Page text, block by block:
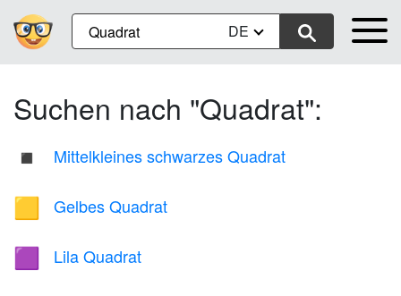
DE
Suchen nach "Quadrat":
◾ Mittelkleines schwarzes Quadrat
🟨 Gelbes Quadrat
🟪 Lila Quadrat